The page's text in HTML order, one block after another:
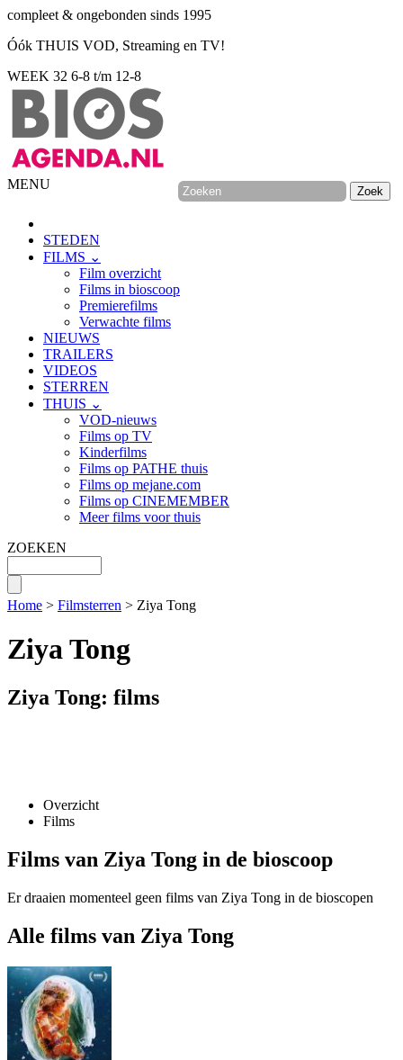
compleet & ongebonden sinds 1995
Óók THUIS VOD, Streaming en TV!
WEEK 32 6-8 t/m 12-8
MENU
STEDEN
FILMS ⌄
Film overzicht
Films in bioscoop
Premierefilms
Verwachte films
NIEUWS
TRAILERS
VIDEOS
STERREN
THUIS ⌄
VOD-nieuws
Films op TV
Kinderfilms
Films op PATHE thuis
Films op mejane.com
Films op CINEMEMBER
Meer films voor thuis
ZOEKEN
Home > Filmsterren > Ziya Tong
Ziya Tong
Ziya Tong: films
Overzicht
Films
Films van Ziya Tong in de bioscoop
Er draaien momenteel geen films van Ziya Tong in de bioscopen
Alle films van Ziya Tong